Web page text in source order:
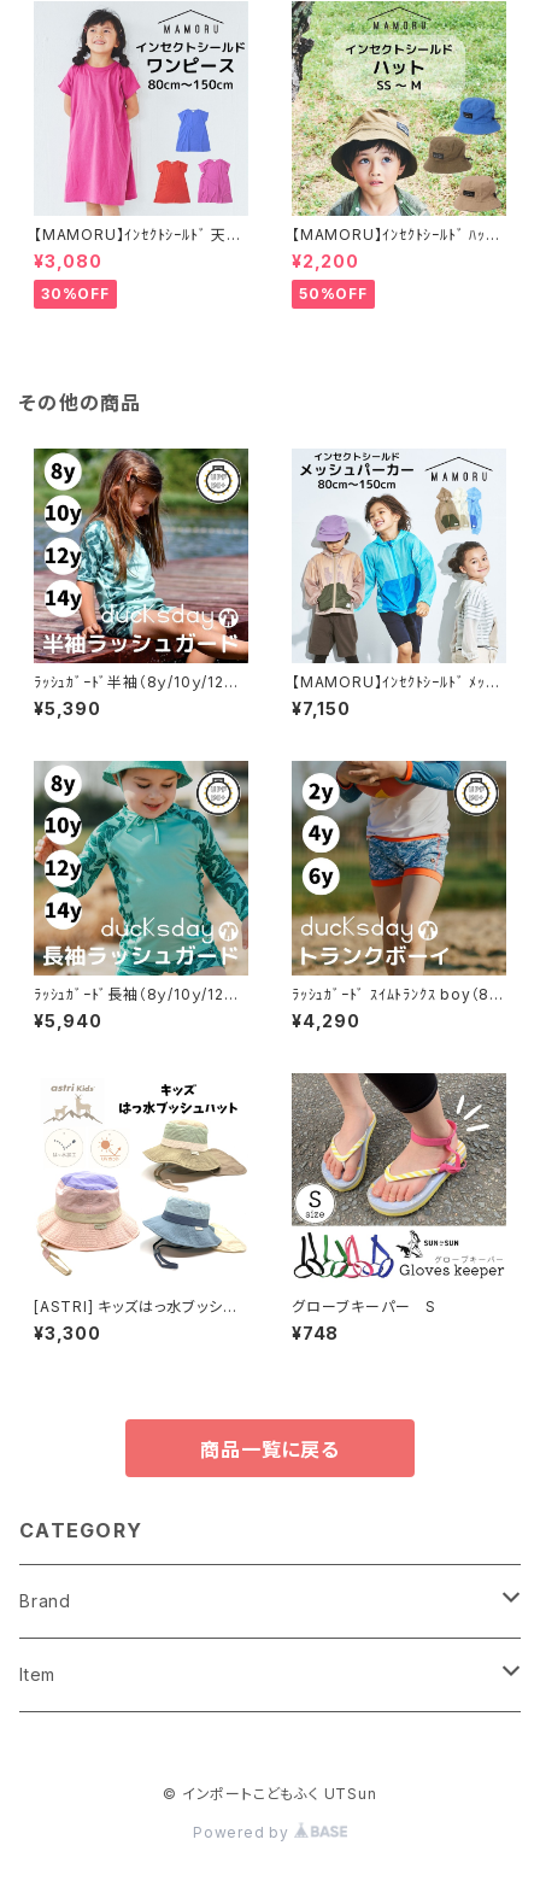
【MAMORU】ｲﾝｾｸﾄｼｰﾙﾄﾞ 天竺
ﾜﾝﾋﾟｰｽ（80～150cm）
¥3,080
30%OFF
【MAMORU】ｲﾝｾｸﾄｼｰﾙﾄﾞ ﾊｯﾄ
（SS～M）
¥2,200
50%OFF
その他の商品
ﾗｯｼｭｶﾞｰﾄﾞ半袖（8ｙ/10ｙ/12ｙ/1
4ｙ）【ducksday】
¥5,390
【MAMORU】ｲﾝｾｸﾄｼｰﾙﾄﾞ ﾒｯｼｭ
ﾊﾟｰｶｰ（80～150cm）
¥7,150
ﾗｯｼｭｶﾞｰﾄﾞ長袖（8ｙ/10ｙ/12ｙ/
14ｙ）【ducksday】
¥5,940
ﾗｯｼｭｶﾞｰﾄﾞ ｽｲﾑﾄﾗﾝｸｽ boy（8ｙ/
10ｙ/ 12ｙ）【ducksday】
¥4,290
[ASTRI] キッズはっ水ブッシュ
ハット
¥3,300
グローブキーパー S
¥748
商品一覧に戻る
CATEGORY
Brand
astri
Item
© インポートこどもふく UTSun
Powered by